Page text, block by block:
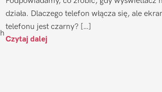
działa. Dlaczego telefon włącza się, ale
telefonu jest czarny? […]
Czytaj dalej